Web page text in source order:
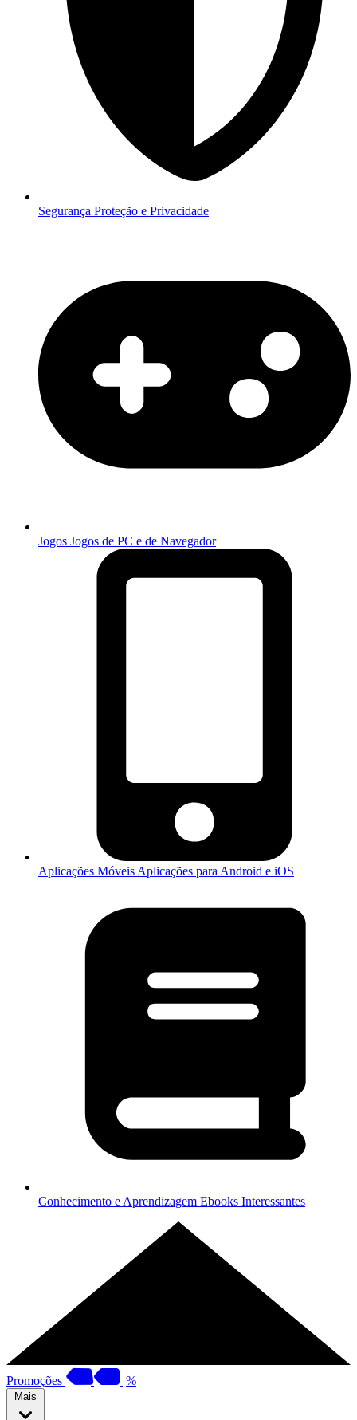
Segurança Proteção e Privacidade
Jogos Jogos de PC e de Navegador
Aplicações Móveis Aplicações para Android e iOS
Conhecimento e Aprendizagem Ebooks Interessantes
Promoções %
Mais